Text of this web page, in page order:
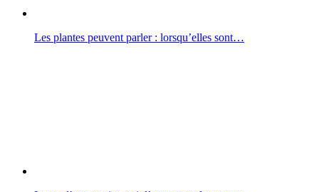
Les plantes peuvent parler : lorsqu’elles sont…